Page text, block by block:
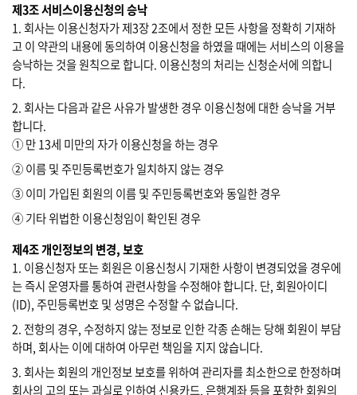
제3조 서비스이용신청의 승낙
1. 회사는 이용신청자가 제3장 2조에서 정한 모든 사항을 정확히 기재하
고 이 약관의 내용에 동의하여 이용신청을 하였을 때에는 서비스의 이용을
승낙하는 것을 원칙으로 합니다. 이용신청의 처리는 신청순서에 의합니
다.
2. 회사는 다음과 같은 사유가 발생한 경우 이용신청에 대한 승낙을 거부
합니다.
① 만 13세 미만의 자가 이용신청을 하는 경우
② 이름 및 주민등록번호가 일치하지 않는 경우
③ 이미 가입된 회원의 이름 및 주민등록번호와 동일한 경우
④ 기타 위법한 이용신청임이 확인된 경우
제4조 개인정보의 변경, 보호
1. 이용신청자 또는 회원은 이용신청시 기재한 사항이 변경되었을 경우에
는 즉시 운영자를 통하여 관련사항을 수정해야 합니다. 단, 회원아이디
(ID), 주민등록번호 및 성명은 수정할 수 없습니다.
2. 전항의 경우, 수정하지 않는 정보로 인한 각종 손해는 당해 회원이 부담
하며, 회사는 이에 대하여 아무런 책임을 지지 않습니다.
3. 회사는 회원의 개인정보 보호를 위하여 관리자를 최소한으로 한정하며
회사의 고의 또는 과실로 인하여 신용카드, 은행계좌 등을 포함한 회원의